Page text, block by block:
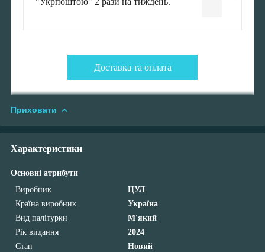
Доставка та оплата
Приховати
Характеристики
Основні атрибути
Виробник
ЦУЛ
Країна виробник
Україна
Вид палітурки
М'який
Рік видання
2024
Стан
Новий